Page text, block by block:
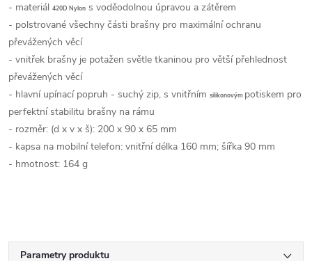
- materiál 420D Nylon s voděodolnou úpravou a zátěrem
- polstrované všechny části brašny pro maximální ochranu
převážených věcí
- vnitřek brašny je potažen světle tkaninou pro větší přehlednost
převážených věcí
- hlavní upínací popruh - suchý zip, s vnitřním silikonovým potiskem pro
perfektní stabilitu brašny na rámu
- rozměr: (d x v x š): 200 x 90 x 65 mm
- kapsa na mobilní telefon: vnitřní délka 160 mm; šířka 90 mm
- hmotnost: 164 g
Parametry produktu